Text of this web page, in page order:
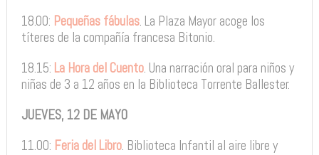
18.00: Pequeñas fábulas. La Plaza Mayor acoge los
títeres de la compañía francesa Bitonio.
18.15: La Hora del Cuento. Una narración oral para niños y
niñas de 3 a 12 años en la Biblioteca Torrente Ballester.
JUEVES, 12 DE MAYO
11.00: Feria del Libro. Biblioteca Infantil al aire libre y